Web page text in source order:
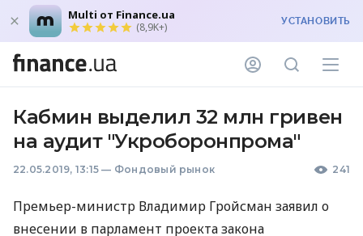
Multi от Finance.ua
(8,9K+) УСТАНОВИТЬ
Кабмин выделил 32 млн гривен
на аудит "Укроборонпрома"
22.05.2019, 13:15 — Фондовый рынок 241
Премьер-министр Владимир Гройсман заявил о
внесении в парламент проекта закона